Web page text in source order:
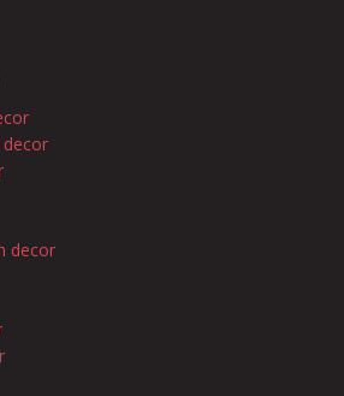
decor
decor